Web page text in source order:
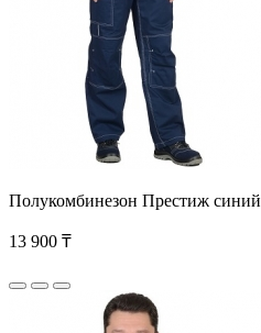
Полукомбинезон Престиж синий
13 900 ₸